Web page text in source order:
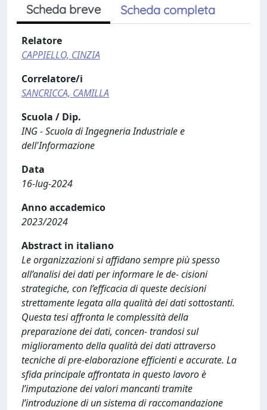
Scheda breve Scheda completa
Relatore
CAPPIELLO, CINZIA
Correlatore/i
SANCRICCA, CAMILLA
Scuola / Dip.
ING - Scuola di Ingegneria Industriale e
dell'Informazione
Data
16-lug-2024
Anno accademico
2023/2024
Abstract in italiano
Le organizzazioni si affidano sempre più spesso
all’analisi dei dati per informare le de- cisioni
strategiche, con l’efficacia di queste decisioni
strettamente legata alla qualità dei dati sottostanti.
Questa tesi affronta le complessità della
preparazione dei dati, concen- trandosi sul
miglioramento della qualità dei dati attraverso
tecniche di pre-elaborazione efficienti e accurate. La
sfida principale affrontata in questo lavoro è
l’imputazione dei valori mancanti tramite
l’introduzione di un sistema di raccomandazione